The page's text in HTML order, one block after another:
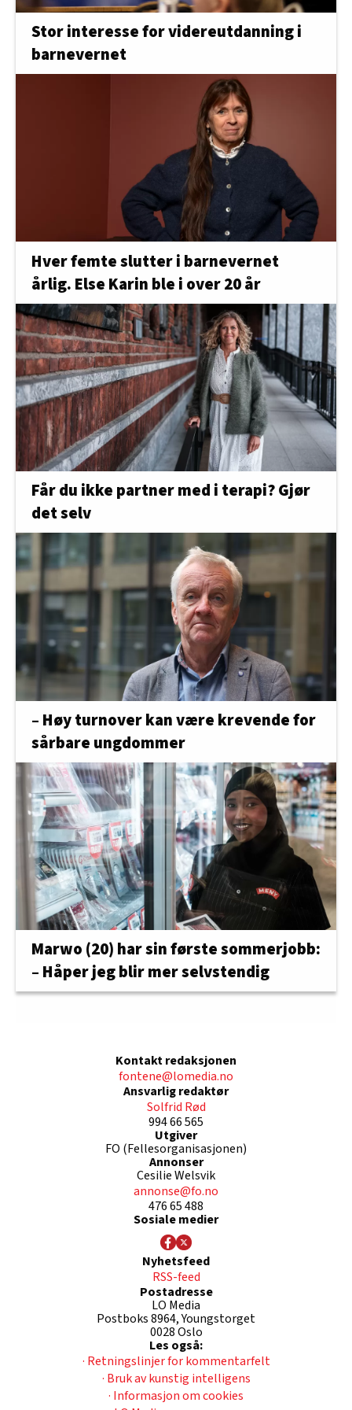
Stor interesse for videreutdanning i
barnevernet
Hver femte slutter i barnevernet
årlig. Else Karin ble i over 20 år
Får du ikke partner med i terapi? Gjør
det selv
– Høy turnover kan være krevende for
sårbare ungdommer
Marwo (20) har sin første sommerjobb:
– Håper jeg blir mer selvstendig
Kontakt redaksjonen
fontene@lomedia.no
Ansvarlig redaktør
Solfrid Rød
994 66 565
Utgiver
FO (Fellesorganisasjonen)
Annonser
Cesilie Welsvik
annonse@fo.no
476 65 488
Sosiale medier
Nyhetsfeed
RSS-feed
Postadresse
LO Media
Postboks 8964, Youngstorget
0028 Oslo
Les også:
· Retningslinjer for kommentarfelt
· Bruk av kunstig intelligens
· Informasjon om cookies